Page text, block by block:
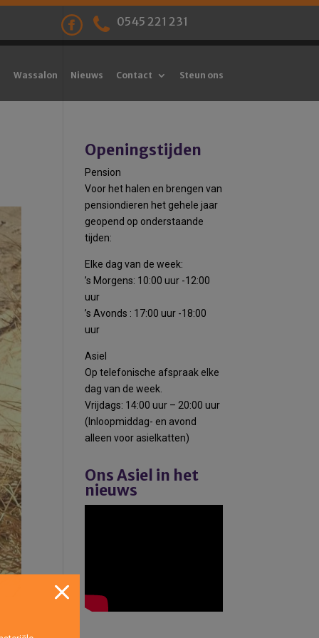
0545 221 231
Wassalon Nieuws Contact Steun ons
Openingstijden
Pension
Voor het halen en brengen van
pensiondieren het gehele jaar
geopend op onderstaande
tijden:
Elke dag van de week:
’s Morgens: 10:00 uur -12:00
uur
’s Avonds : 17:00 uur -18:00
uur
Asiel
Op telefonische afspraak elke
dag van de week.
Vrijdags: 14:00 uur – 20:00 uur
(Inloopmiddag- en avond
alleen voor asielkatten)
Ons Asiel in het
nieuws